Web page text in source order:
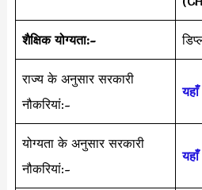
शैक्षिक योग्यता:-
राज्य के अनुसार सरकारी
नौकरियां:-
योग्यता के अनुसार सरकारी
नौकरियां:-